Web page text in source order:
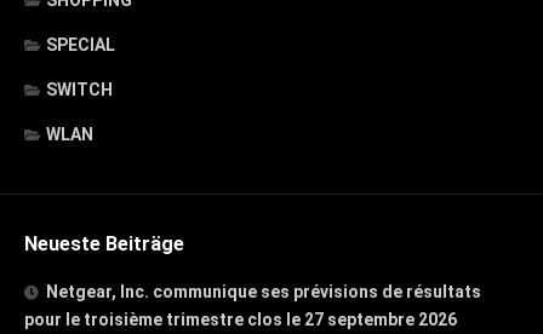
SPECIAL
SWITCH
WLAN
Neueste Beiträge
Netgear, Inc. communique ses prévisions de résultats
pour le troisième trimestre clos le 27 septembre 2026